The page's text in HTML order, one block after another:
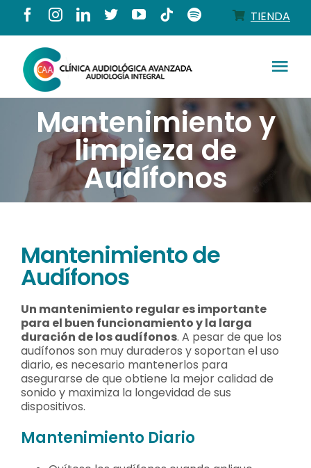
Saltar
contenido
TIENDA
Conócenos
Productos
Servicios
Salud auditiva
Contacto
Llámanos 912 129 122
Mantenimiento y
limpieza de
Audífonos
Mantenimiento de
Audífonos
Un mantenimiento regular es importante
para el buen funcionamiento y la larga
duración de los audífonos. A pesar de que los
audífonos son muy duraderos y soportan el uso
diario, es necesario mantenerlos para
asegurarse de que obtiene la mejor calidad de
sonido y maximiza la longevidad de sus
dispositivos.
Mantenimiento Diario